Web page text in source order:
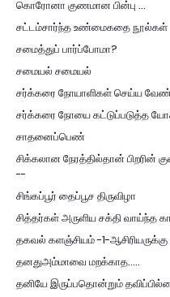
கொரோனா குணமான பின்பு ...
சட்டம்சார்ந்த உண்மைகதை நூல்கள்
சமைத்துப் பார்ப்போமா?
சமையல் சமையல்
சர்க்கரை நோயாளிகள் செய்ய
சர்க்கரை நோயை கட்டுப்படுத்த
சாதனைப்பெண்
சிக்கலான நேரத்தில்தான் பிறரின்
--
சிங்கப்பூர் தைப்பூச திருவிழா
சித்தர்கள் அருளிய சக்தி வாய்ந்த
தகவல் களஞ்சியம் -1-ஆசிரியருக்கு
தனதுஅம்மாவை மறக்காத.....
தனியே இருப்பதொன்றும்